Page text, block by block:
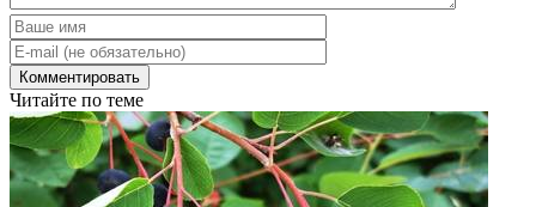
Читайте по теме